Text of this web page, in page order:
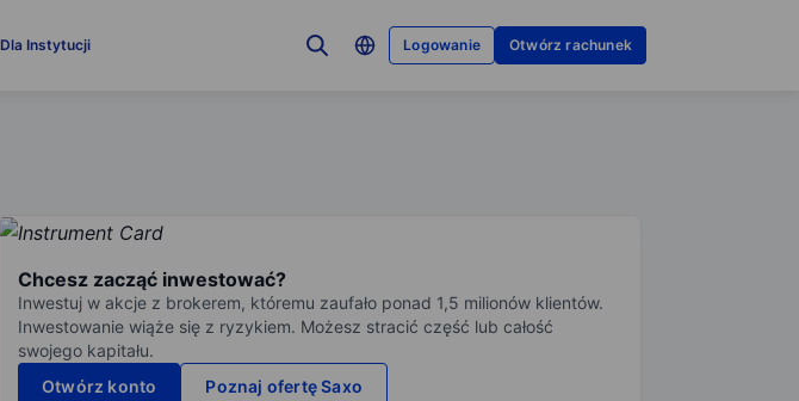
Dla Instytucji Logowanie Otwórz rachunek
Chcesz zacząć inwestować?
Inwestuj w akcje z brokerem, któremu zaufało ponad 1,5 milionów klientów.
Inwestowanie wiąże się z ryzykiem. Możesz stracić część lub całość
swojego kapitału.
Otwórz konto
Poznaj ofertę Saxo